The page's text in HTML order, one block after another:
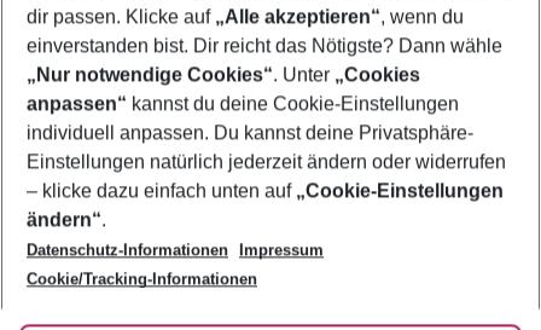
Footer
Footer navigation
Über uns
AGB
Bestpreisgarantie
Cookie-Einstellungen ändern
Cookie-Richtlinie
Agenturbetreuung
Barrierefreies Reisen
Folge uns
dir passen. Klicke auf „Alle akzeptieren“, wenn du
einverstanden bist. Dir reicht das Nötigste? Dann wähle
„Nur notwendige Cookies“. Unter „Cookies
anpassen“ kannst du deine Cookie-Einstellungen
individuell anpassen. Du kannst deine Privatsphäre-
Einstellungen natürlich jederzeit ändern oder widerrufen
– klicke dazu einfach unten auf „Cookie-Einstellungen
ändern“.
Datenschutz-Informationen
Impressum
Cookie/Tracking-Informationen